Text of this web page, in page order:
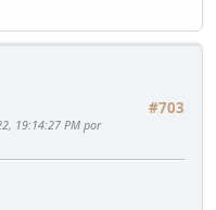
#703
19:14:27 PM por